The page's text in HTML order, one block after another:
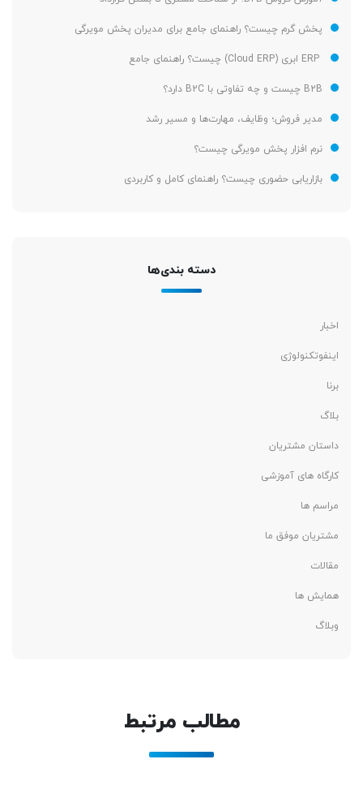
پخش گرم چیست؟ راهنمای جامع برای مدیران پخش مویرگی
B2B چیست و چه تفاوتی با B2C دارد؟
مدیر فروش؛ وظایف، مهارت‌ها و مسیر رشد
نرم افزار پخش مویرگی چیست؟
بازاریابی حضوری چیست؟ راهنمای کامل و کاربردی
دسته بندی‌ها
اخبار
اینفوتکنولوژی
برنا
بلاگ
داستان مشتریان
کارگاه های آموزشی
مراسم ها
مشتریان موفق ما
مقالات
همایش ها
وبلاگ
مطالب مرتبط